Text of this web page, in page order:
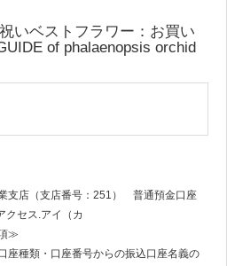
いベストフラワー：お買い
of phalaenopsis orchid
支店（支店番号：251） 普通預金口座
セス.アイ（カ
≫
種類・口座番号からの振込口座名義の